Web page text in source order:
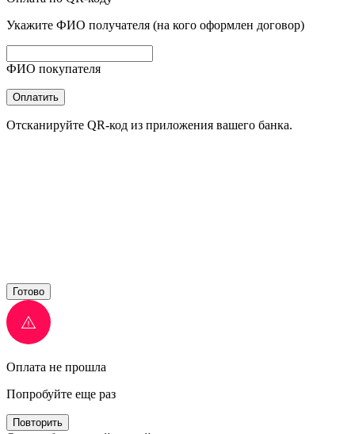
Укажите ФИО получателя (на кого оформлен договор)
ФИО покупателя
Оплатить
Отсканируйте QR-код из приложения вашего банка.
Готово
Оплата не прошла
Попробуйте еще раз
Повторить